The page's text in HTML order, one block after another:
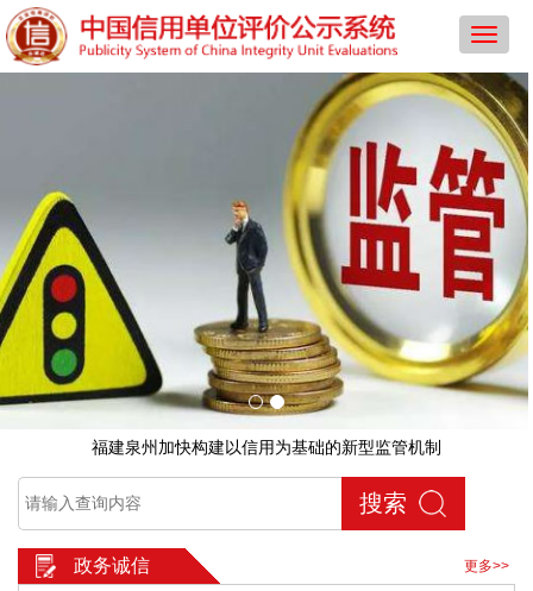
导
菜
单
福建泉州加快构建以信用为基础的新型监管机制
搜索
政务诚信 更多>>